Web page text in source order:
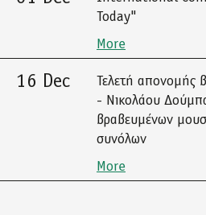
Today"
More
16 Dec
Τελετή απονομής
- Νικολάου
βραβευμένων
συνόλων
More